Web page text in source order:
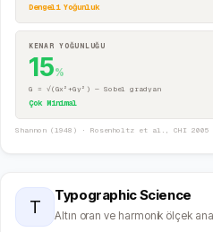
Dengeli Yoğunluk
KENAR YOĞUNLUĞU
15%
G = √(Gx²+Gy²) — Sobel gradyan
Çok Minimal
Shannon (1948) · Rosenholtz et al., CHI 2005
T
Typographic Science
Altın oran ve harmonik ölçek